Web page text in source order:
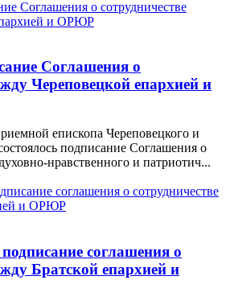
Соглашения о
Череповецкой епархией и
епископа Череповецкого и
подписание Соглашения о
нравственного и патриотич...
соглашения о
Братской епархией и